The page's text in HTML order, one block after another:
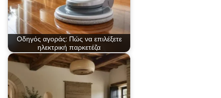
Οδηγός αγοράς: Πώς να επιλέξετε
ηλεκτρική παρκετέζα